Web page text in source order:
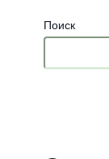
Поиск